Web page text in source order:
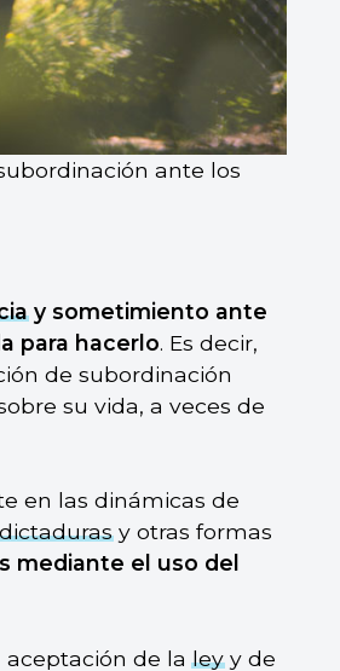
ante los
y sometimiento ante
para hacerlo. Es decir,
de subordinación
su vida, a veces de
en las dinámicas de
y otras formas
mediante el uso del
aceptación de laleyy de